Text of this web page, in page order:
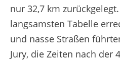
nur 32,7 km
langsamsten Tabelle
und nasse Straßen
Jury, die Zeiten nach der